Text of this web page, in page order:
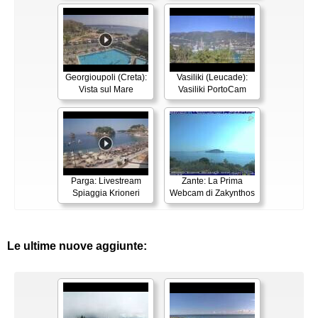
Georgioupoli (Creta):
Vista sul Mare
Vasiliki (Leucade):
Vasiliki PortoCam
Parga: Livestream
Spiaggia Krioneri
Zante: La Prima
Webcam di Zakynthos
Le ultime nuove aggiunte: